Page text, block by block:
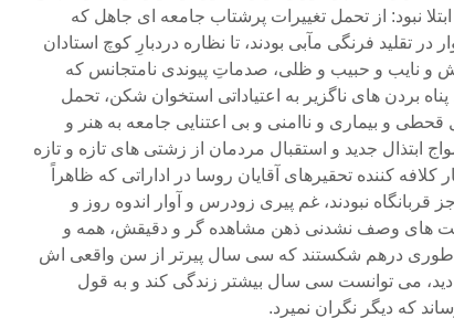
نبود: از تحمل تغییرات پرشتاب جامعه ای جاهل که
تقلید فرنگی مآبی بودند، تا نظاره دردبارِ کوچ استادان
و نایب و حبیب و ظلی، صدماتِ پیوندی نامتجانس که
بردن های ناگزیر به اعتیاداتی استخوان شکن، تحمل
و بیماری و ناامنی و بی اعتنایی جامعه به هنر و
ابتذال جدید و استقبال مردمان از زشتی های تازه و تازه
کننده تحقیرهای آقایان روسا در اداراتی که ظاهراً
قربانگاه نبودند، غم پیری زودرس و آوار اندوه روز و
وصف نشدنی ذهن مشاهده گر و دقیقش، همه و
طوری درهم شکستند که سی سال پیرتر از سن واقعی اش
می توانست سی سال بیشتر زندگی کند و به قول
که دیگر نگران نمیرد‌.